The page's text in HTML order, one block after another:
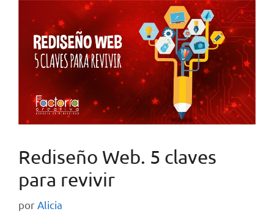
Rediseño Web. 5 claves
para revivir
por Alicia